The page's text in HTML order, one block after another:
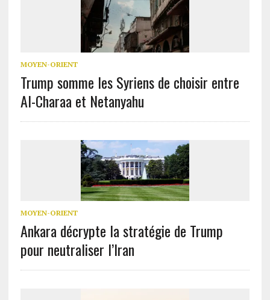
MOYEN-ORIENT
Trump somme les Syriens de choisir entre
Al-Charaa et Netanyahu
MOYEN-ORIENT
Ankara décrypte la stratégie de Trump
pour neutraliser l’Iran